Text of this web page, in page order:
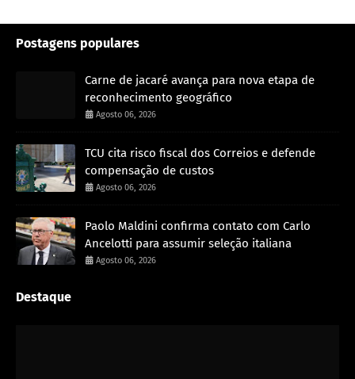
Postagens populares
Carne de jacaré avança para nova etapa de
reconhecimento geográfico
Agosto 06, 2026
TCU cita risco fiscal dos Correios e defende
compensação de custos
Agosto 06, 2026
Paolo Maldini confirma contato com Carlo
Ancelotti para assumir seleção italiana
Agosto 06, 2026
Destaque